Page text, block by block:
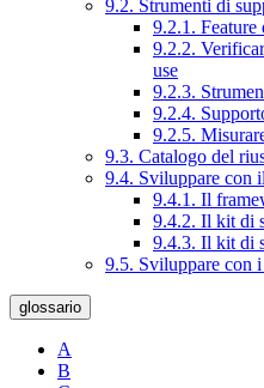
9.2. Strumenti di
9.2.1. Feature
9.2.2.
use
9.2.3.
9.2.4.
9.2.5.
9.3. Catalogo del
9.4. Sviluppare con
9.4.1. Il
9.4.2. Il kit di
9.4.3. Il kit di
9.5. Sviluppare con
glossario
A
B